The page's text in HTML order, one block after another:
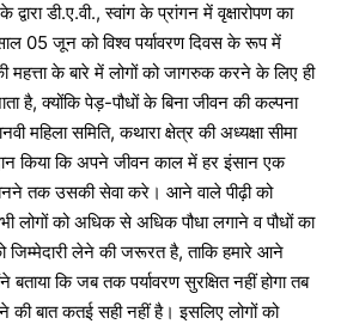
द्वारा डी.ए.वी., स्वांग के प्रांगन में वृक्षारोपण का
05 जून को विश्व पर्यावरण दिवस के रूप में
महत्ता के बारे में लोगों को जागरुक करने के लिए ही
है, क्योंकि पेड़-पौधों के बिना जीवन की कल्पना
महिला समिति, कथारा क्षेत्र की अध्यक्षा सीमा
किया कि अपने जीवन काल में हर इंसान एक
तक उसकी सेवा करे। आने वाले पीढ़ी को
लोगों को अधिक से अधिक पौधा लगाने व पौधों का
जिम्मेदारी लेने की जरूरत है, ताकि हमारे आने
बताया कि जब तक पर्यावरण सुरक्षित नहीं होगा तब
की बात कतई सही नहीं है। इसलिए लोगों को